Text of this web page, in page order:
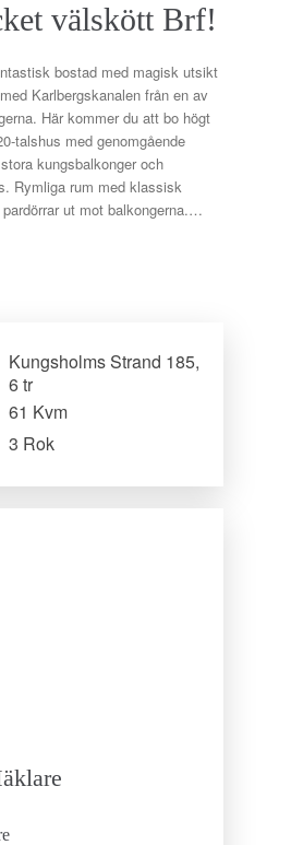
välskött Brf!
bostad med magisk utsikt
Karlbergskanalen från en av
Här kommer du att bo högt
talshus med genomgående
kungsbalkonger och
Rymliga rum med klassisk
ut mot balkongerna.
Bevarade fina 20-
med god ekonomi i renoverad
belåningsgrad, endast 1 096
en gemensam takterrass som
över Karlbergssjön, Karlbergs
takterrassen erbjuder
tak, kök, flera sittgrupper och
Kungsholms Strand 185,
6 tr
61 Kvm
3 Rok